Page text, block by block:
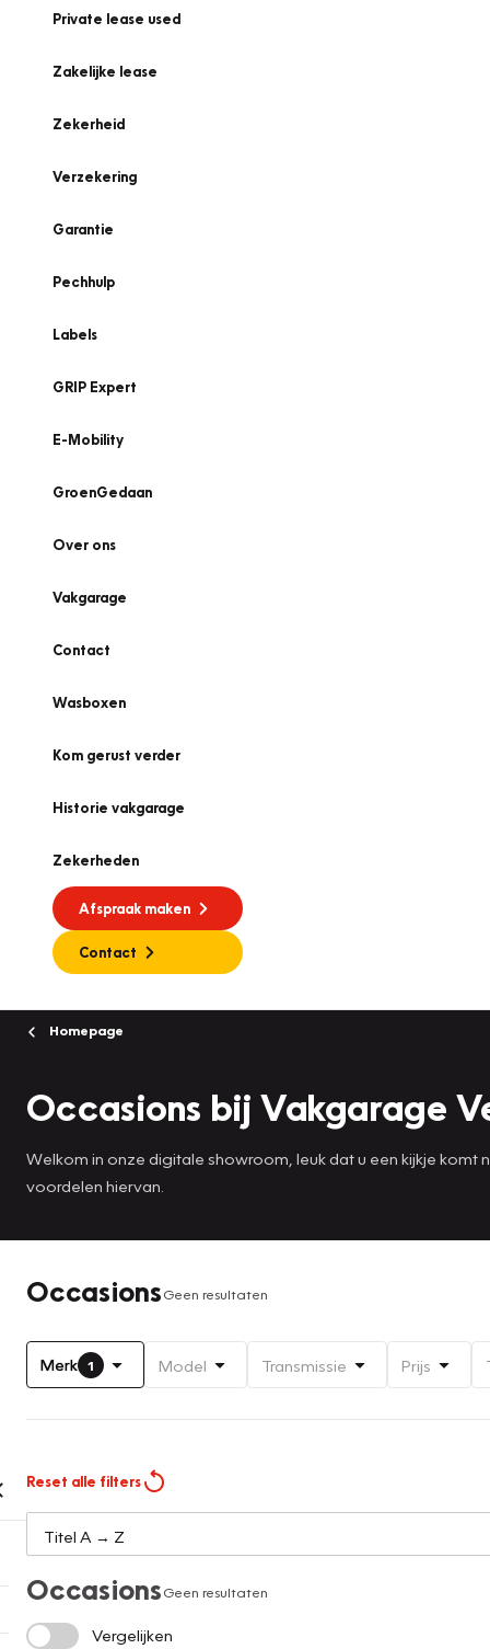
Private lease used
Zakelijke lease
Zekerheid
Verzekering
Garantie
Pechhulp
Labels
GRIP Expert
E-Mobility
GroenGedaan
Over ons
Vakgarage
Contact
Wasboxen
Kom gerust verder
Historie vakgarage
Zekerheden
Afspraak maken
Contact
Homepage
Occasions bij Vakgarage
Welkom in onze digitale showroom, leuk dat u een kijkje
voordelen hiervan.
OccasionsGeen resultaten
Merk 1 Model Transmissie Prijs
Reset alle filters
OccasionsGeen resultaten
Vergelijken